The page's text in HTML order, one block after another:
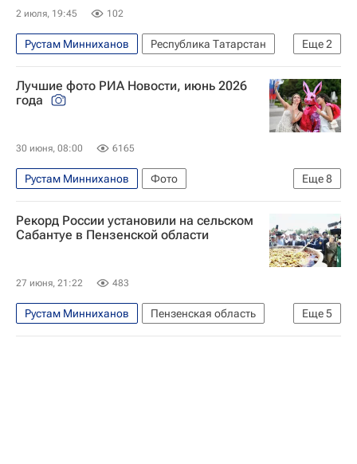
2 июля, 19:45 102
Еще2
Рустам Минниханов
Республика Татарстан
Анна Цивилева
Казань
Лучшие фото РИА Новости, июнь 2026
года
30 июня, 08:00 6165
Еще8
Рустам Минниханов
Фото
Санкт-Петербург
Россия
Москва
Владимир Путин
Федеральная служба войск национальной гвардии РФ (Росгвардия)
Су-30СМ
МиГ-29
Рекорд России установили на сельском
Сабантуе в Пензенской области
27 июня, 21:22 483
Еще5
Рустам Минниханов
Пензенская область
Пензенская область
Россия